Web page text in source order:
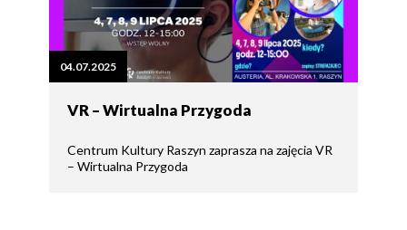
04.07.2025
VR – Wirtualna Przygoda
Centrum Kultury Raszyn zaprasza na zajęcia VR
– Wirtualna Przygoda